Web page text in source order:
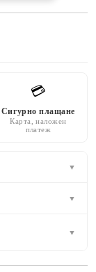
💳
Сигурно плащане
Карта, наложен
платеж
▼
▼
▼